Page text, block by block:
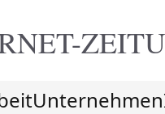
Unternehmen